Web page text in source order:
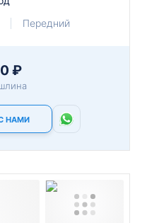
Передний
₽
НАМИ